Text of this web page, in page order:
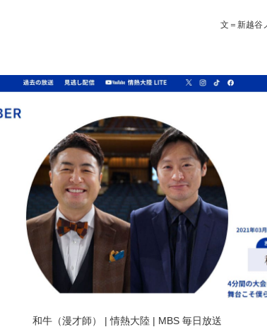
文＝ 新越谷
和牛（漫才師） | 情熱大陸 | MBS 毎日放送